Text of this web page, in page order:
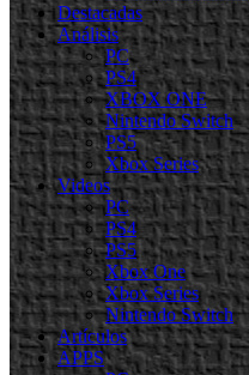
Destacadas
Análisis
PC
PS4
XBOX ONE
Nintendo Switch
PS5
Xbox Series
Videos
PC
PS4
PS5
Xbox One
Xbox Series
Nintendo Switch
Artículos
APPS